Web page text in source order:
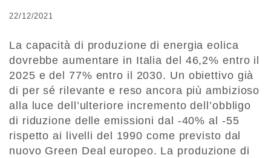
22/12/2021
La capacità di produzione di energia eolica
dovrebbe aumentare in Italia del 46,2% entro il
2025 e del 77% entro il 2030. Un obiettivo già
di per sé rilevante e reso ancora più ambizioso
alla luce dell’ulteriore incremento dell’obbligo
di riduzione delle emissioni dal -40% al -55
rispetto ai livelli del 1990 come previsto dal
nuovo Green Deal europeo. La produzione di